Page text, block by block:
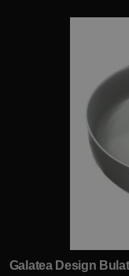
Galatea Design